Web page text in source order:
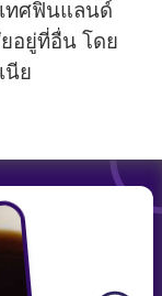
ทศฟินแลนด์
อยู่ที่อื่น โดย
นีย